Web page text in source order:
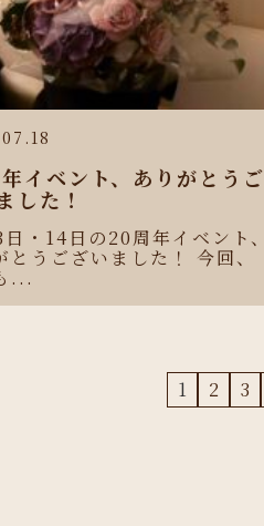
イベント、ありがとうご
した！
・14日の20周年イベント、
とうございました！ 今回、
...
1 2 3